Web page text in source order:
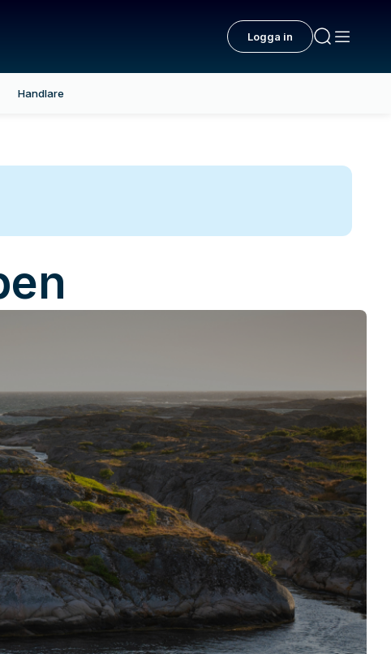
Logga in
Handlare